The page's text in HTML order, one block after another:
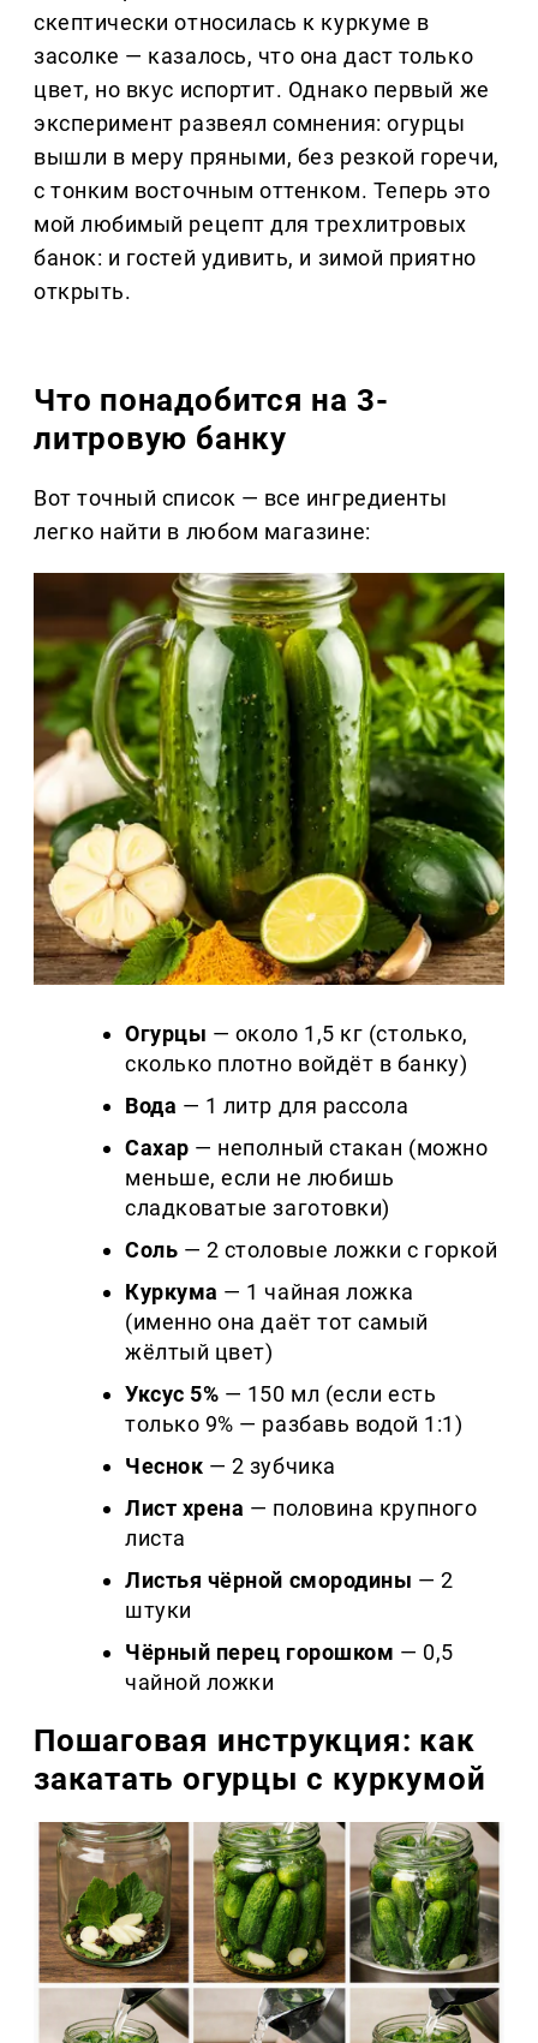
скептически относилась к куркуме в
засолке — казалось, что она даст только
цвет, но вкус испортит. Однако первый же
эксперимент развеял сомнения: огурцы
вышли в меру пряными, без резкой горечи,
с тонким восточным оттенком. Теперь это
мой любимый рецепт для трехлитровых
банок: и гостей удивить, и зимой приятно
открыть.
Что понадобится на 3-
литровую банку
Вот точный список — все ингредиенты
легко найти в любом магазине:
Огурцы — около 1,5 кг (столько,
сколько плотно войдёт в банку)
Вода — 1 литр для рассола
Сахар — неполный стакан (можно
меньше, если не любишь
сладковатые заготовки)
Соль — 2 столовые ложки с горкой
Куркума — 1 чайная ложка
(именно она даёт тот самый
жёлтый цвет)
Уксус 5% — 150 мл (если есть
только 9% — разбавь водой 1:1)
Чеснок — 2 зубчика
Лист хрена — половина крупного
листа
Листья чёрной смородины — 2
штуки
Чёрный перец горошком — 0,5
чайной ложки
Пошаговая инструкция: как
закатать огурцы с куркумой